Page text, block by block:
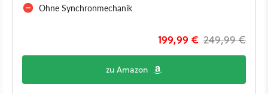
Ohne Synchronmechanik
249,99 €
199,99 €
zu Amazon